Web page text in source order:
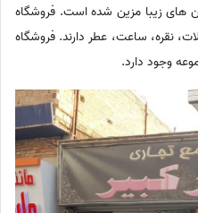
های زیبا مزین شده است. فروشگاه
نقره، ساعت، عطر دارند. فروشگاه
وجود دارد.